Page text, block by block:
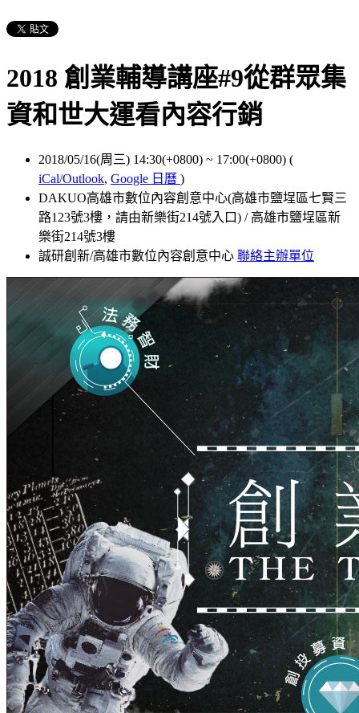
2018 創業輔導講座#9從群眾集
資和世大運看內容行銷
2018/05/16(周三) 14:30(+0800) ~ 17:00(+0800) (
iCal/Outlook, Google 日曆 )
DAKUO高雄市數位內容創意中心(高雄市鹽埕區七賢三
路123號3樓，請由新樂街214號入口) / 高雄市鹽埕區新
樂街214號3樓
誠研創新/高雄市數位內容創意中心 聯絡主辦單位